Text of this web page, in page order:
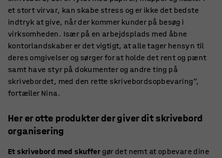
et stort virvar, kan skabe stress og er ikke det bedste
indtryk at give, når der kommer kunder på besøg i
virksomheden. Især på en arbejdsplads med åbne
kontorlandskaber er det vigtigt, at alle tager hensyn til
deres omgivelser og sørger for at holde det rent og pænt
samt have styr på dokumenter og andre ting på
skrivebordet, med den rette skrivebordsopbevaring”,
fortæller Nina.
Her er otte produkter der giver dit skrivebord
organisering
Et skrivebord med skuffer gør det nemt at opbevare dine